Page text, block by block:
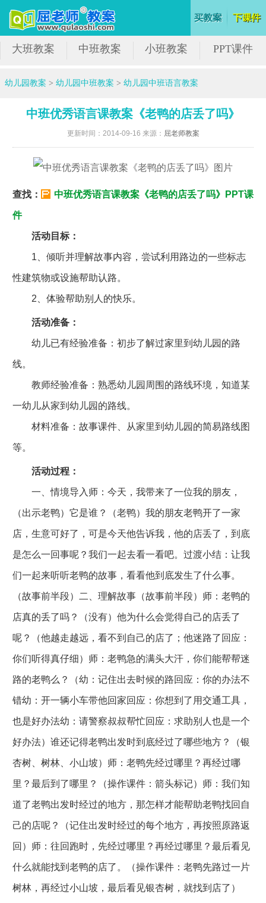
大班教案 中班教案 小班教案 PPT课件
幼儿园教案 >幼儿园中班教案 >幼儿园中班语言教案
中班优秀语言课教案《老鸭的店丢了吗》
更新时间：2014-09-16 来源： 屈老师教案
查找： 中班优秀语言课教案《老鸭的店丢了吗》PPT课
件
活动目标：
1、倾听并理解故事内容，尝试利用路边的一些标志
性建筑物或设施帮助认路。
2、体验帮助别人的快乐。
活动准备：
幼儿已有经验准备：初步了解过家里到幼儿园的路
线。
教师经验准备：熟悉幼儿园周围的路线环境，知道某
一幼儿从家到幼儿园的路线。
材料准备：故事课件、从家里到幼儿园的简易路线图
等。
活动过程：
一、情境导入师：今天，我带来了一位我的朋友，
（出示老鸭）它是谁？（老鸭）我的朋友老鸭开了一家
店，生意可好了，可是今天他告诉我，他的店丢了，到底
是怎么一回事呢？我们一起去看一看吧。过渡小结：让我
们一起来听听老鸭的故事，看看他到底发生了什么事。
（故事前半段）二、理解故事（故事前半段）师：老鸭的
店真的丢了吗？（没有）他为什么会觉得自己的店丢了
呢？（他越走越远，看不到自己的店了；他迷路了回应：
你们听得真仔细）师：老鸭急的满头大汗，你们能帮帮迷
路的老鸭么？（幼：记住出去时候的路回应：你的办法不
错幼：开一辆小车带他回家回应：你想到了用交通工具，
也是好办法幼：请警察叔叔帮忙回应：求助别人也是一个
好办法）谁还记得老鸭出发时到底经过了哪些地方？（银
杏树、树林、小山坡）师：老鸭先经过哪里？再经过哪
里？最后到了哪里？（操作课件：箭头标记）师：我们知
道了老鸭出发时经过的地方，那怎样才能帮助老鸭找回自
己的店呢？（记住出发时经过的每个地方，再按照原路返
回）师：往回跑时，先经过哪里？再经过哪里？最后看见
什么就能找到老鸭的店了。（操作课件：老鸭先路过一片
树林，再经过小山坡，最后看见银杏树，就找到店了）